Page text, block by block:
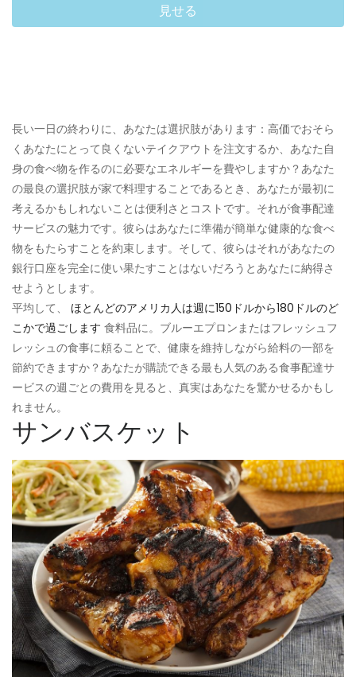
見せる
長い一日の終わりに、あなたは選択肢があります：高価でおそら
くあなたにとって良くないテイクアウトを注文するか、あなた自
身の食べ物を作るのに必要なエネルギーを費やしますか？あなた
の最良の選択肢が家で料理することであるとき、あなたが最初に
考えるかもしれないことは便利さとコストです。それが食事配達
サービスの魅力です。彼らはあなたに準備が簡単な健康的な食べ
物をもたらすことを約束します。そして、彼らはそれがあなたの
銀行口座を完全に使い果たすことはないだろうとあなたに納得さ
せようとします。
平均して、 ほとんどのアメリカ人は週に150ドルから180ドルのど
こかで過ごします 食料品に。ブルーエプロンまたはフレッシュフ
レッシュの食事に頼ることで、健康を維持しながら給料の一部を
節約できますか？あなたが購読できる最も人気のある食事配達サ
ービスの週ごとの費用を見ると、真実はあなたを驚かせるかもし
れません。
サンバスケット